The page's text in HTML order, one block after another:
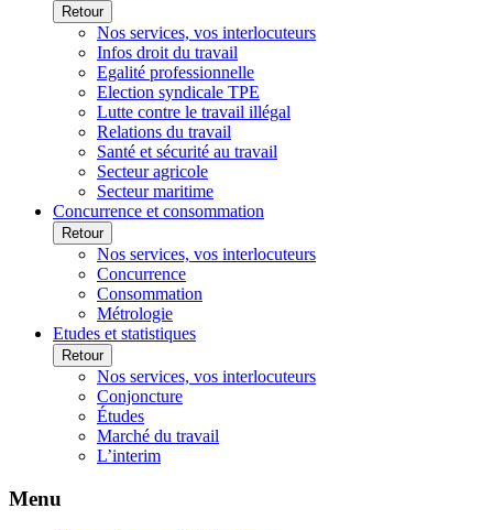
Retour
Nos services, vos interlocuteurs
Infos droit du travail
Egalité professionnelle
Election syndicale TPE
Lutte contre le travail illégal
Relations du travail
Santé et sécurité au travail
Secteur agricole
Secteur maritime
Concurrence et consommation
Retour
Nos services, vos interlocuteurs
Concurrence
Consommation
Métrologie
Etudes et statistiques
Retour
Nos services, vos interlocuteurs
Conjoncture
Études
Marché du travail
L’interim
Menu